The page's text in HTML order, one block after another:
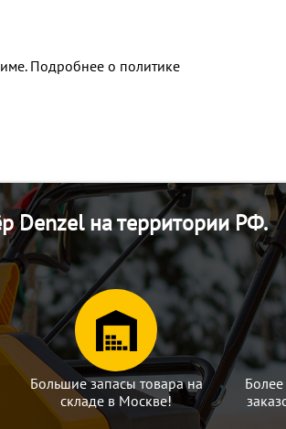
Подробнее о политике
Denzel на территории РФ.
Большие запасы товара на
складе в Москве!